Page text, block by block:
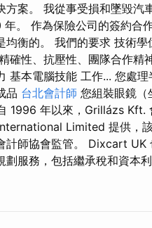
方案。 我從事受損和墜毀汽
。 作為保險公司的簽約合
均衡的。 我們的要求 技術
確性、抗壓性、團隊合作精
基本電腦技能 工作... 您處理
品 台北會計師 您組裝眼鏡（
1996 年以來，Grillázs Kft.
Limited 提供，
計師協會監管。 Dixcart UK
劃服務，包括繼承稅和資本利